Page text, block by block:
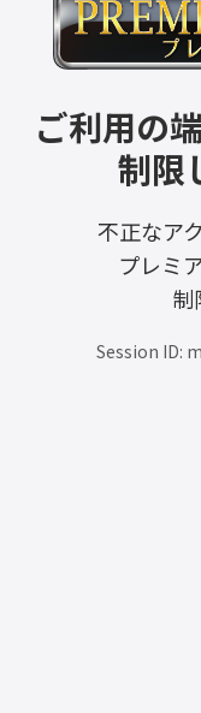
ご利用の
制限
不正なア
プレミ
制
Session ID: